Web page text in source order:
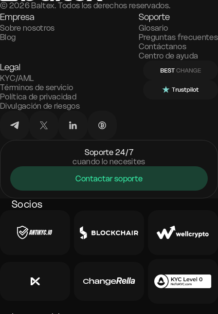
© 2026 Baltex. Todos los derechos reservados.
Empresa
Sobre nosotros
Blog
Soporte
Glosario
Preguntas frecuentes
Contáctanos
Centro de ayuda
Legal
KYC/AML
Términos de servicio
Política de privacidad
Divulgación de riesgos
Soporte 24/7
cuando lo necesites
Contactar soporte
Socios